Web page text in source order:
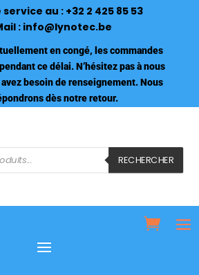
service au : +32 2 425 85 53
:info@lynotec.be
en congé, les commandes
ce délai. N’hésitez pas à nous
besoin de renseignement. Nous
dès notre retour.
RECHERCHER